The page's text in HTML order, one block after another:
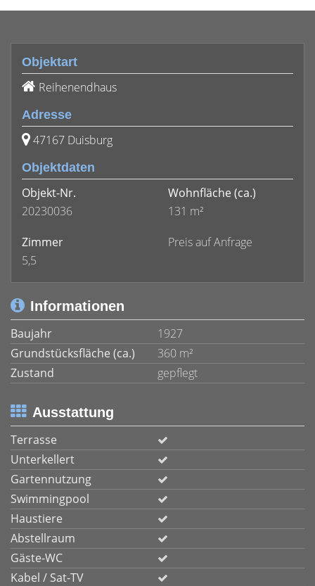
Objektart
Reihenendhaus
Adresse
47167 Duisburg
Objektdaten
Objekt-Nr.
20230036
Wohnfläche (ca.)
131 m²
Zimmer
5,5
Preis auf Anfrage
Informationen
Baujahr
1927
Grundstücksfläche (ca.)
360 m²
Zustand
gepflegt
Ausstattung
Terrasse
Unterkellert
Gartennutzung
Swimmingpool
Haustiere
Abstellraum
Gäste-WC
Kabel / Sat-TV